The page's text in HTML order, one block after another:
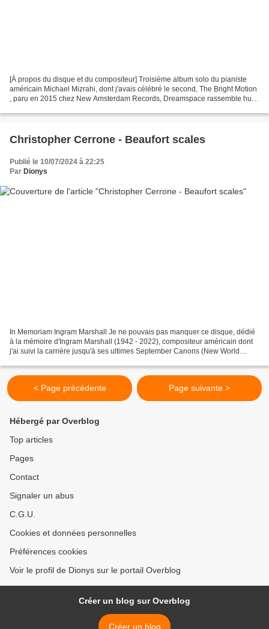
[À propos du disque et du compositeur] Troisième album solo du pianiste
américain Michael Mizrahi, dont j'avais célébré le second, The Bright Motion
, paru en 2015 chez New Amsterdam Records, Dreamspace rassemble huit
Christopher Cerrone - Beaufort scales
Publié le 10/07/2024 à 22:25
Par Dionys
In Memoriam Ingram Marshall Je ne pouvais pas manquer ce disque, dédié
à la mémoire d'Ingram Marshall (1942 - 2022), compositeur américain dont
j'ai suivi la carrière jusqu'à ses ultimes September Canons (New World
< Page précédente Page suivante >
Hébergé par Overblog
Top articles
Pages
Contact
Signaler un abus
C.G.U.
Cookies et données personnelles
Préférences cookies
Voir le profil de Dionys sur le portail Overblog
Créer un blog sur Overblog
Créer un blog